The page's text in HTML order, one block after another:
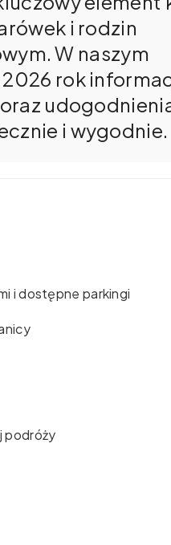
i rodzin
W naszym
rok
i wygodnie.
i dostępne parkingi
podróży